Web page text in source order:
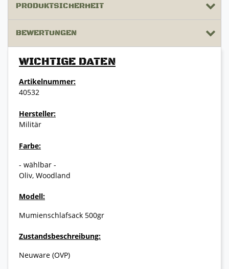
PRODUKTSICHERHEIT
BEWERTUNGEN
WICHTIGE DATEN
Artikelnummer:
40532
Hersteller:
Militär
Farbe:
- wählbar -
Oliv, Woodland
Modell:
Mumienschlafsack 500gr
Zustandsbeschreibung:
Neuware (OVP)